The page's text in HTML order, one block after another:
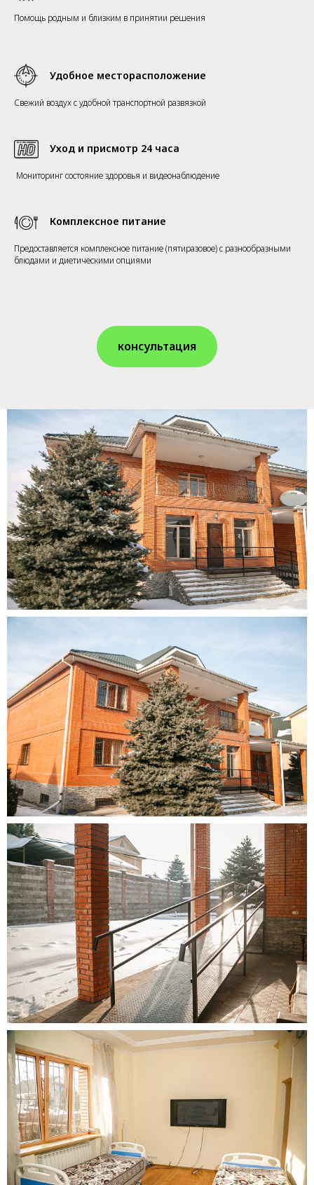
Помощь родным и близким в принятии решения
Удобное месторасположение
Свежий воздух с удобной транспортной развязкой
Уход и присмотр 24 часа
Мониторинг состояние здоровья и видеонаблюдение
Комплексное питание
Предоставляется комплексное питание (пятиразовое) с разнообразными
блюдами и диетическими опциями
консультация